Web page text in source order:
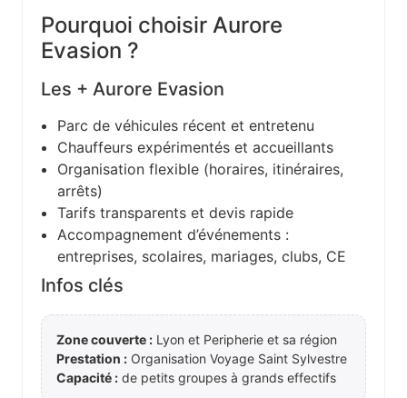
Pourquoi choisir Aurore
Evasion ?
Les + Aurore Evasion
Parc de véhicules récent et entretenu
Chauffeurs expérimentés et accueillants
Organisation flexible (horaires, itinéraires,
arrêts)
Tarifs transparents et devis rapide
Accompagnement d’événements :
entreprises, scolaires, mariages, clubs, CE
Infos clés
Zone couverte : Lyon et Peripherie et sa région
Prestation : Organisation Voyage Saint Sylvestre
Capacité : de petits groupes à grands effectifs